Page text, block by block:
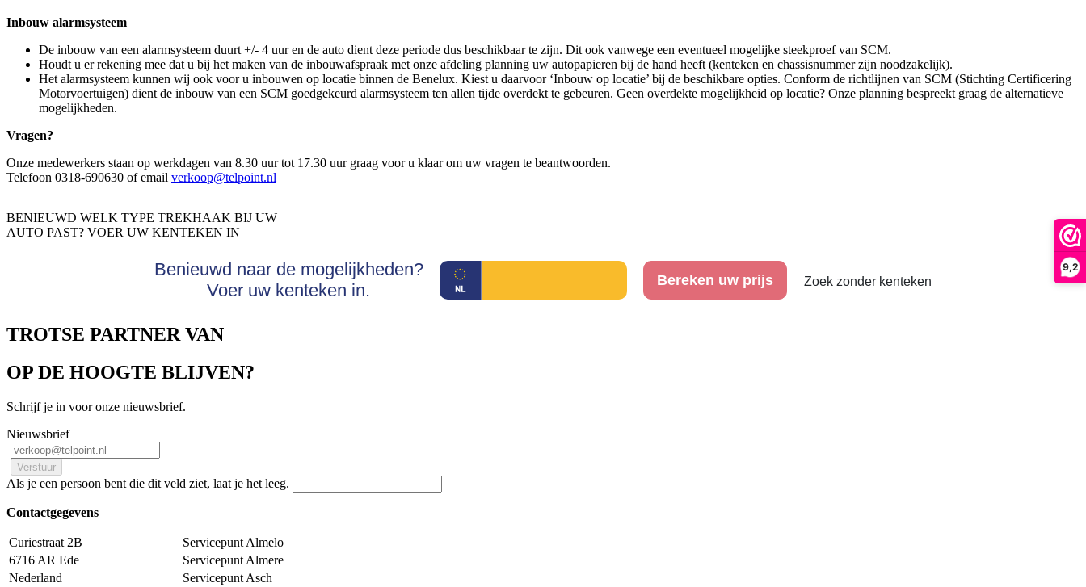
9,2
Inbouw alarmsysteem
De inbouw van een alarmsysteem duurt +/- 4 uur en de auto dient deze periode dus beschikbaar te zijn. Dit ook vanwege een eventueel mogelijke steekproef van SCM.
Houdt u er rekening mee dat u bij het maken van de inbouwafspraak met onze afdeling planning uw autopapieren bij de hand heeft (kenteken en chassisnummer zijn noodzakelijk).
Het alarmsysteem kunnen wij ook voor u inbouwen op locatie binnen de Benelux. Kiest u daarvoor ‘Inbouw op locatie’ bij de beschikbare opties. Conform de richtlijnen van SCM (Stichting Certificering
Motorvoertuigen) dient de inbouw van een SCM goedgekeurd alarmsysteem ten allen tijde overdekt te gebeuren. Geen overdekte mogelijkheid op locatie? Onze planning bespreekt graag de alternatieve
mogelijkheden.
Vragen?
Onze medewerkers staan op werkdagen van 8.30 uur tot 17.30 uur graag voor u klaar om uw vragen te beantwoorden.
Telefoon 0318-690630 of email verkoop@telpoint.nl
BENIEUWD WELK TYPE TREKHAAK BIJ UW
AUTO PAST? VOER UW KENTEKEN IN
Benieuwd naar de mogelijkheden?
Voer uw kenteken in.
Bereken uw prijs Zoek zonder kenteken
TROTSE PARTNER VAN
OP DE HOOGTE BLIJVEN?
Schrijf je in voor onze nieuwsbrief.
Nieuwsbrief
Als je een persoon bent die dit veld ziet, laat je het leeg.
Contactgegevens
Curiestraat 2B
Servicepunt Almelo
6716 AR Ede
Servicepunt Almere
Nederland
Servicepunt Asch